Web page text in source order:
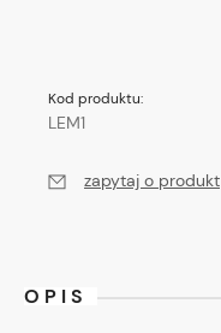
Kod produktu:
LEM1
zapytaj o produkt
OPIS